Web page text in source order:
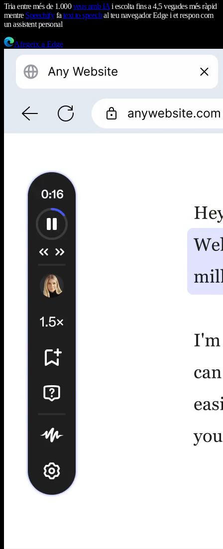
Tria entre més de 1.000veus amb IA i escolta fins a 4,5 vegades més ràpid
mentre Speechifyfa text to speechal teu navegador Edge i et respon com
un assistent personal
Afegeix a Edge